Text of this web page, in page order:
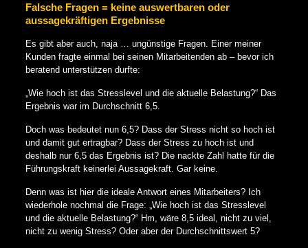
Falsche Fragen = keine auswertbaren oder
aussagekräftigen Ergebnisse
Es gibt aber auch, naja … ungünstige Fragen. Einer meiner
Kunden fragte einmal bei seinen Mitarbeitenden ab – bevor ich
beratend unterstützen durfte:
„Wie hoch ist das Stresslevel und die aktuelle Belastung?“ Das
Ergebnis war im Durchschnitt 6,5.
Doch was bedeutet nun 6,5? Dass der Stress nicht so hoch ist
und damit gut ertragbar? Dass der Stress zu hoch ist und
deshalb nur 6,5 das Ergebnis ist? Die nackte Zahl hatte für die
Führungskraft keinerlei Aussagekraft. Gar keine.
Denn was ist hier die ideale Antwort eines Mitarbeiters? Ich
wiederhole nochmal die Frage: „Wie hoch ist das Stresslevel
und die aktuelle Belastung?“ Hm, wäre 8,5 ideal, nicht zu viel,
nicht zu wenig Stress? Oder aber der Durchschnittswert 5?